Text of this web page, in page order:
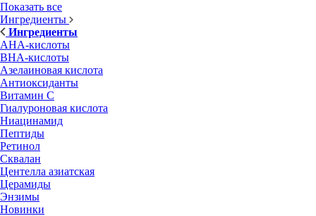
Показать все
Ингредиенты
Ингредиенты
AHA-кислоты
BHA-кислоты
Азелаиновая кислота
Антиоксиданты
Витамин С
Гиалуроновая кислота
Ниацинамид
Пептиды
Ретинол
Сквалан
Центелла азиатская
Церамиды
Энзимы
Новинки